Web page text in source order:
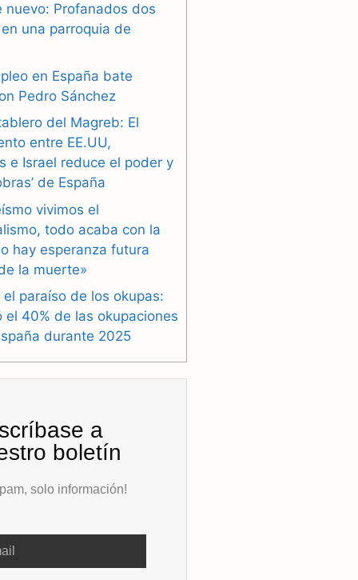
l
g
r
a
m
a
s
A
p
p
nuevo: Profanados dos
una parroquia de
en España bate
Pedro Sánchez
del Magreb: El
entre EE.UU,
e Israel reduce el poder y
de España
vivimos el
todo acaba con la
hay esperanza futura
la muerte»
el paraíso de los okupas:
el 40% de las okupaciones
durante 2025
a
boletín
solo información!